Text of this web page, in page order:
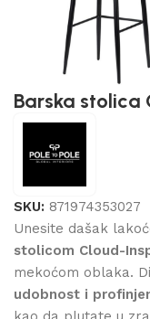
Barska stolica
SKU: 871974353027
Unesite dašak
stolicom Cloud-
mekoćom oblaka.
udobnost i